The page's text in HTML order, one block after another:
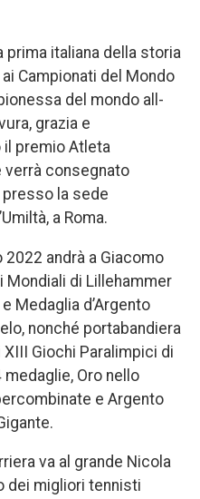
prima italiana della storia
Campionati del Mondo
del mondo all-
grazia e
il premio Atleta
verrà consegnato
presso la sede
a Roma.
andrà a Giacomo
Mondiali di Lillehammer
Medaglia d’Argento
nonché portabandiera
Giochi Paralimpici di
Oro nello
e Argento
va al grande Nicola
dei migliori tennisti